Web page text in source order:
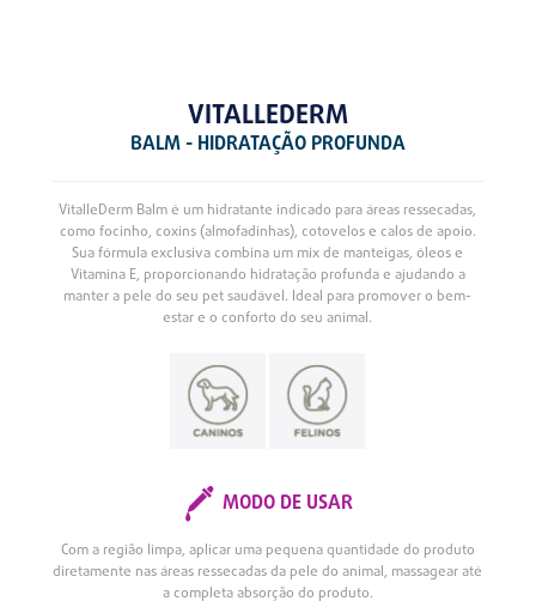
VITALLEDERM
BALM - HIDRATAÇÃO PROFUNDA
VitalleDerm Balm é um hidratante indicado para áreas ressecadas,
como focinho, coxins (almofadinhas), cotovelos e calos de apoio.
Sua fórmula exclusiva combina um mix de manteigas, óleos e
Vitamina E, proporcionando hidratação profunda e ajudando a
manter a pele do seu pet saudável. Ideal para promover o bem-
estar e o conforto do seu animal.
MODO DE USAR
Com a região limpa, aplicar uma pequena quantidade do produto
diretamente nas áreas ressecadas da pele do animal, massagear até
a completa absorção do produto.